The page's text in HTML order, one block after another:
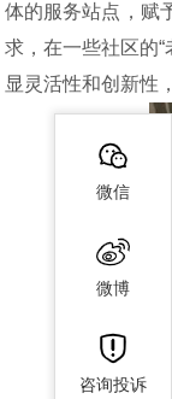
体的服务站点，赋
求，在一些社区的
显灵活性和创新性
微信
微博
咨询投诉